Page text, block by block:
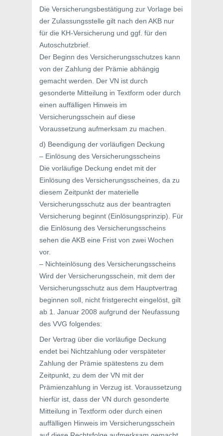
Die Versicherungsbestätigung zur Vorlage bei
der Zulassungsstelle gilt nach den AKB nur
für die KH-Versicherung und ggf. für den
Autoschutzbrief.
Der Beginn des Versicherungsschutzes kann
von der Zahlung der Prämie abhängig
gemacht werden. Der VN ist durch
gesonderte Mitteilung in Textform oder durch
einen auffälligen Hinweis im
Versicherungsschein auf diese
Voraussetzung aufmerksam zu machen.
d) Beendigung der vorläufigen Deckung
– Einlösung des Versicherungsscheins
Die vorläufige Deckung endet mit der
Einlösung des Versicherungsscheines, da zu
diesem Zeitpunkt der materielle
Versicherungsschutz aus der beantragten
Versicherung beginnt (Einlösungsprinzip). Für
die Einlösung des Versicherungsscheins
sehen die AKB eine Frist von zwei Wochen
vor.
– Nichteinlösung des Versicherungsscheins
Wird der Versicherungsschein, mit dem der
Versicherungsschutz aus dem Hauptvertrag
beginnen soll, nicht fristgerecht eingelöst, gilt
ab 1. Januar 2008 aufgrund der Neufassung
des VVG folgendes:
Der Vertrag über die vorläufige Deckung
endet bei Nichtzahlung oder verspäteter
Zahlung der Prämie spätestens zu dem
Zeitpunkt, zu dem der VN mit der
Prämienzahlung in Verzug ist. Voraussetzung
hierfür ist, dass der VN durch gesonderte
Mitteilung in Textform oder durch einen
auffälligen Hinweis im Versicherungsschein